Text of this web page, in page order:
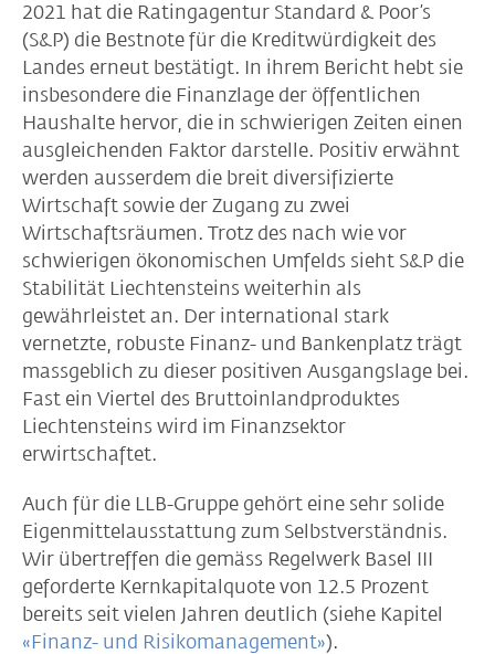
2021 hat die Ratingagentur Standard & Poor’s
(S&P) die Bestnote für die Kreditwürdigkeit des
Landes erneut bestätigt. In ihrem Bericht hebt sie
insbesondere die Finanzlage der öffentlichen
Haushalte hervor, die in schwierigen Zeiten einen
ausgleichenden Faktor darstelle. Positiv erwähnt
werden ausserdem die breit diversifizierte
Wirtschaft sowie der Zugang zu zwei
Wirtschaftsräumen. Trotz des nach wie vor
schwierigen ökonomischen Umfelds sieht S&P die
Stabilität Liechtensteins weiterhin als
gewährleistet an. Der international stark
vernetzte, robuste Finanz- und Bankenplatz trägt
massgeblich zu dieser positiven Ausgangslage bei.
Fast ein Viertel des Bruttoinlandproduktes
Liechtensteins wird im Finanzsektor
erwirtschaftet.
Auch für die LLB-Gruppe gehört eine sehr solide
Eigenmittelausstattung zum Selbstverständnis.
Wir übertreffen die gemäss Regelwerk Basel III
geforderte Kernkapitalquote von 12.5 Prozent
bereits seit vielen Jahren deutlich (siehe Kapitel
«Finanz- und Risikomanagement»).